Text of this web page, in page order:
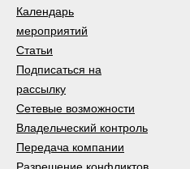
Календарь
мероприятий
Статьи
Подписаться на
рассылку
Сетевые возможности
Владельческий контроль
Передача компании